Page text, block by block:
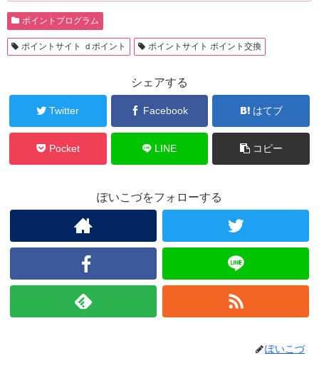
ポイントプログラム
ポイントサイト ｄポイント ポイントサイト ポイント交換
シェアする
Twitter Facebook はてブ
Pocket LINE コピー
ぽいこづをフォローする
ぽいこづ